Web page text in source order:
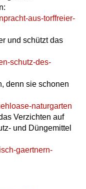
aus-torffreier-
und schützt das
schutz-des-
denn sie schonen
naturgarten
Verzichten auf
und Düngemittel
gaertnern-